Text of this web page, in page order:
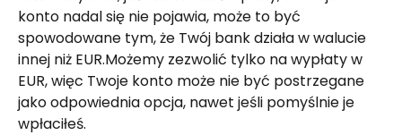
konto nadal się nie pojawia, może to być
spowodowane tym, że Twój bank działa w walucie
innej niż EUR.Możemy zezwolić tylko na wypłaty w
EUR, więc Twoje konto może nie być postrzegane
jako odpowiednia opcja, nawet jeśli pomyślnie je
wpłaciłeś.